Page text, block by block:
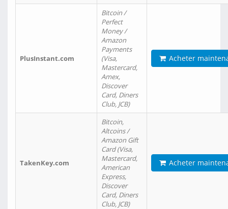
PlusInstant.com
Bitcoin /
Perfect
Money /
Amazon
Payments
(Visa,
Mastercard,
Amex,
Discover
Card, Diners
Club, JCB)
Acheter
TakenKey.com
Bitcoin,
Altcoins /
Amazon Gift
Card (Visa,
Mastercard,
American
Express,
Discover
Card, Diners
Club, JCB)
Acheter